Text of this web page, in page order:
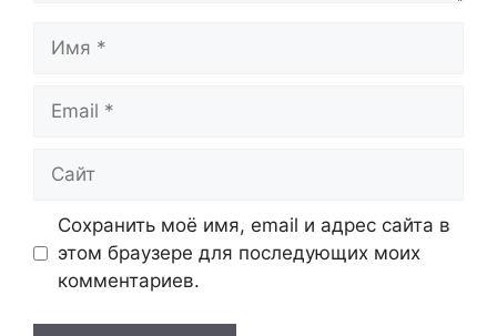
Имя
Email
Сайт
Сохранить моё имя, email и адрес сайта в
этом браузере для последующих моих
комментариев.